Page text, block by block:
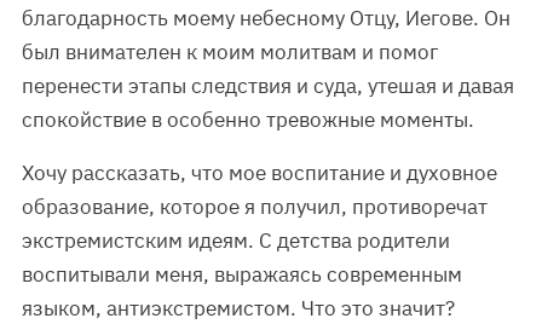
благодарность моему небесному Отцу, Иегове. Он
был внимателен к моим молитвам и помог
перенести этапы следствия и суда, утешая и давая
спокойствие в особенно тревожные моменты.
Хочу рассказать, что мое воспитание и духовное
образование, которое я получил, противоречат
экстремистским идеям. С детства родители
воспитывали меня, выражаясь современным
языком, антиэкстремистом. Что это значит?